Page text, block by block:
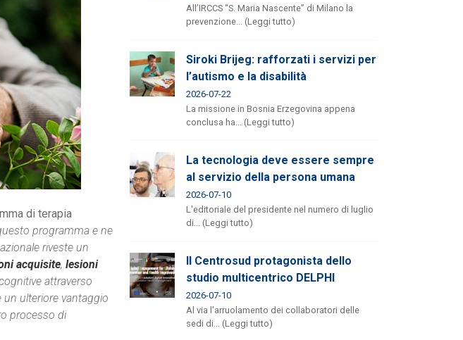
di terapia
programma e ne
riveste un
acquisite, lesioni
attraverso
ulteriore vantaggio
processo di
All’IRCCS “S. Maria Nascente” di Milano la
prevenzione... (Leggi tutto)
Siroki Brijeg: rafforzati i servizi per
l’autismo e la disabilità
2026-07-22
La missione in Bosnia Erzegovina appena
conclusa ha... (Leggi tutto)
La tecnologia deve essere sempre
al servizio della persona umana
2026-07-10
L'editoriale del presidente nel numero di luglio
di... (Leggi tutto)
Il Centrosud protagonista dello
studio multicentrico DELPHI
2026-07-10
Al via l'arruolamento dei collaboratori delle
sedi di... (Leggi tutto)